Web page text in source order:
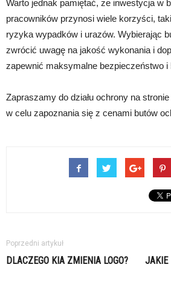
Warto jednak pamiętać, że inwestycja w
pracowników przynosi wiele korzyści,
ryzyka wypadków i urazów. Wybierając
zwrócić uwagę na jakość wykonania i
zapewnić maksymalne bezpieczeństwo i
Zapraszamy do działu ochrony na
w celu zapoznania się z cenami butów
Poprzedni artykuł
DLACZEGO KIA ZMIENIA LOGO?
JAKIE